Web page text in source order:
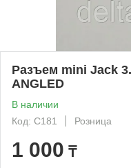
Разъем mini Jack
ANGLED
В наличии
Код: C181
Розница
1 000 ₸